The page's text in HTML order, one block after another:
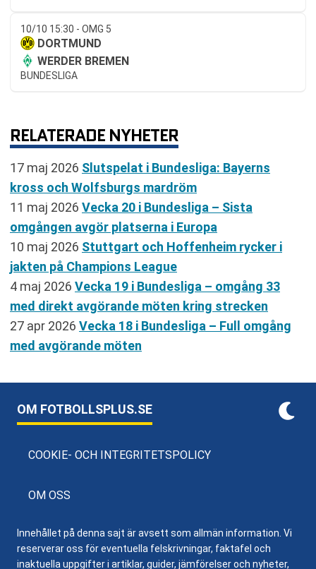
10/10 15:30 - OMG 5
DORTMUND
WERDER BREMEN
BUNDESLIGA
RELATERADE NYHETER
17 maj 2026 Slutspelat i Bundesliga: Bayerns
kross och Wolfsburgs mardröm
11 maj 2026 Vecka 20 i Bundesliga – Sista
omgången avgör platserna i Europa
10 maj 2026 Stuttgart och Hoffenheim rycker i
jakten på Champions League
4 maj 2026 Vecka 19 i Bundesliga – omgång 33
med direkt avgörande möten kring strecken
27 apr 2026 Vecka 18 i Bundesliga – Full omgång
med avgörande möten
OM FOTBOLLSPLUS.SE
COOKIE- OCH INTEGRITETSPOLICY
OM OSS
Innehållet på denna sajt är avsett som allmän information. Vi
reserverar oss för eventuella felskrivningar, faktafel och
inaktuella uppgifter i artiklar, guider, jämförelser och nyheter,